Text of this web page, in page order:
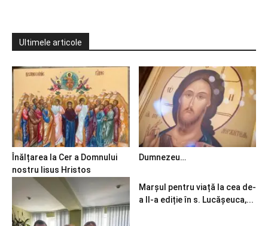
Ultimele articole
Înălțarea la Cer a Domnului
nostru Iisus Hristos
Dumnezeu…
Marșul pentru viață la cea de-
a II-a ediție în s. Lucășeuca,...